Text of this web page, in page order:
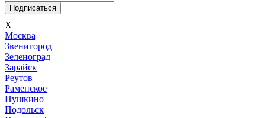
Подписаться
X
Мoсква
Звенигород
Зеленоград
Зарайск
Реутов
Раменское
Пушкино
Подольск